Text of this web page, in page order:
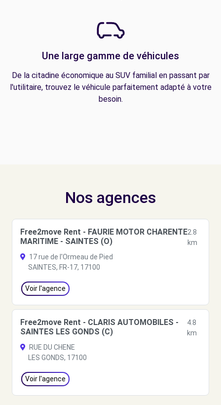
Une large gamme de véhicules
De la citadine économique au SUV familial en passant par
l'utilitaire, trouvez le véhicule parfaitement adapté à votre
besoin.
Nos agences
Free2move Rent - FAURIE MOTOR CHARENTE
MARITIME - SAINTES (O)
2.8
km
17 rue de l'Ormeau de Pied
SAINTES, FR-17, 17100
Voir l'agence
Free2move Rent - CLARIS AUTOMOBILES -
SAINTES LES GONDS (C)
4.8
km
RUE DU CHENE
LES GONDS, 17100
Voir l'agence